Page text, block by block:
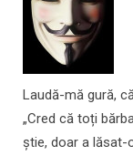
Laudă-mă gură,
„Cred că toți
știe, doar a lăsat-